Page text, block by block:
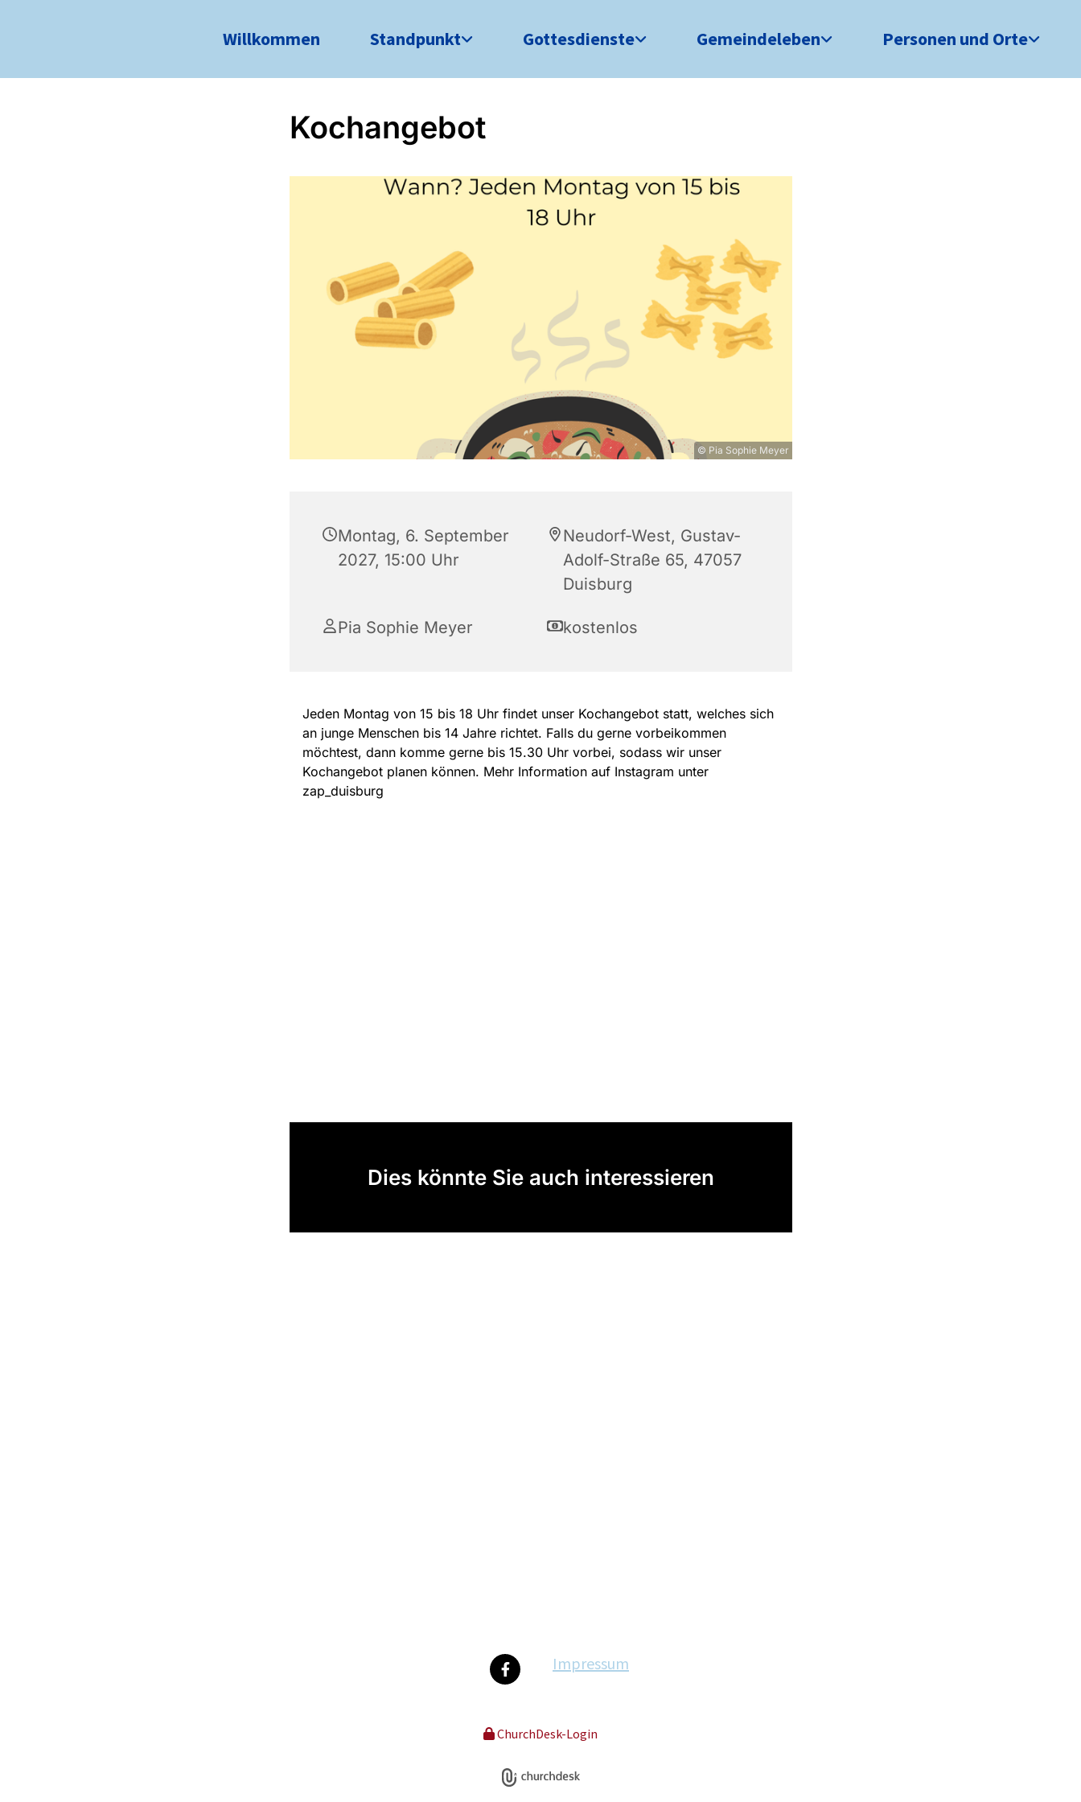
Willkommen Standpunkt Gottesdienste Gemeindeleben Personen und Orte
Kochangebot
© Pia Sophie Meyer
Montag, 6. September
2027, 15:00 Uhr
Neudorf-West, Gustav-
Adolf-Straße 65, 47057
Duisburg
Pia Sophie Meyer kostenlos
Jeden Montag von 15 bis 18 Uhr findet unser Kochangebot statt, welches sich
an junge Menschen bis 14 Jahre richtet. Falls du gerne vorbeikommen
möchtest, dann komme gerne bis 15.30 Uhr vorbei, sodass wir unser
Kochangebot planen können. Mehr Information auf Instagram unter
zap_duisburg
Dies könnte Sie auch interessieren
Impressum
ChurchDesk-Login